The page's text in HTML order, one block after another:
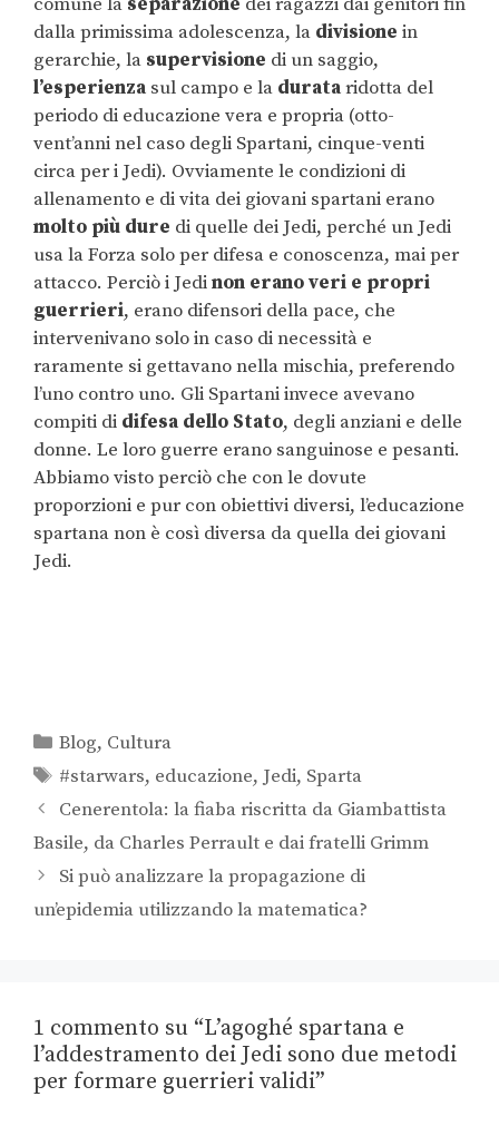
dalla primissima adolescenza, la divisione in
gerarchie, la supervisione di un saggio,
l’esperienza sul campo e la durataridotta del
periodo di educazione vera e propria (otto-
vent’anni nel caso degli Spartani, cinque-venti
circa per i Jedi). Ovviamente le condizioni di
allenamento e di vita dei giovani spartani erano
molto più dure di quelle dei Jedi, perché un Jedi
usa la Forza solo per difesa e conoscenza, mai per
attacco. Perciò i Jedinon erano veri e propri
guerrieri, erano difensori della pace, che
intervenivano solo in caso di necessità e
raramente si gettavano nella mischia, preferendo
l’uno contro uno. Gli Spartani invece avevano
compiti di difesa dello Stato, degli anziani e delle
donne. Le loro guerre erano sanguinose e pesanti.
Abbiamo visto perciò che con le dovute
proporzioni e pur con obiettivi diversi, l’educazione
spartana non è così diversa da quella dei giovani
Jedi.
Blog, Cultura
#starwars, educazione, Jedi, Sparta
Cenerentola: la fiaba riscritta da Giambattista
Basile, da Charles Perrault e dai fratelli Grimm
Si può analizzare la propagazione di
un’epidemia utilizzando la matematica?
1 commento su “L’agoghé spartana e
l’addestramento dei Jedi sono due metodi
per formare guerrieri validi”